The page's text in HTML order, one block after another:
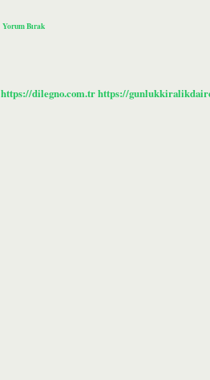
Yorum Bırak
https://dilegno.com.trhttps://